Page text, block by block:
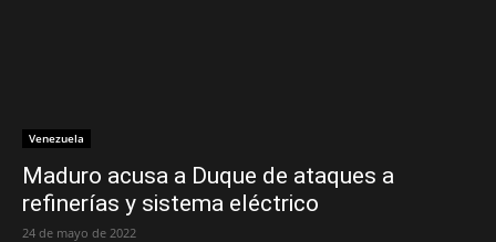
Venezuela
Maduro acusa a Duque de ataques a
refinerías y sistema eléctrico
24 de mayo de 2022